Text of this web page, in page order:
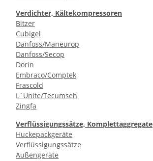
Verdichter, Kältekompressoren
Bitzer
Cubigel
Danfoss/Maneurop
Danfoss/Secop
Dorin
Embraco/Comptek
Frascold
L´Unite/Tecumseh
Zingfa
Verflüssigungssätze, Komplettaggregate
Huckepackgeräte
Verflüssigungssätze
Außengeräte